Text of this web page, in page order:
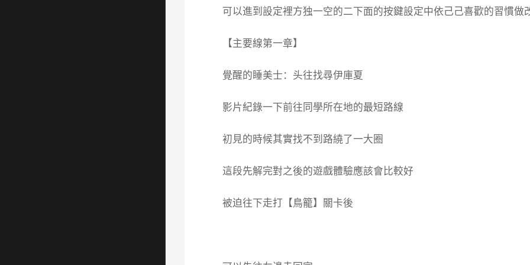
可以進到設定裡方独一空的二下面的按鍵設定中依己己喜歡的習慣做
【主要線第一章】
覺醒的睡美士：头往找尋伊庫夏
影片紀錄一下前往同學所在地的最短路線
初見的時候其實找不到路繞了一大圈
這段先解完對之後的遊戲體驗應該會比較好
被迫往下走打【鳥籠】關卡後